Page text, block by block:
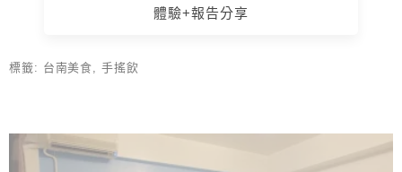
體驗+報告分享
標籤: 台南美食 ,手搖飲
上 / 下一篇文章